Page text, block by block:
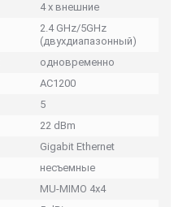
4 х внешние
2.4 GHz/5GHz
(двухдиапазонный)
одновременно
AC1200
5
22 dBm
Gigabit Ethernet
несъемные
MU-MIMO 4x4